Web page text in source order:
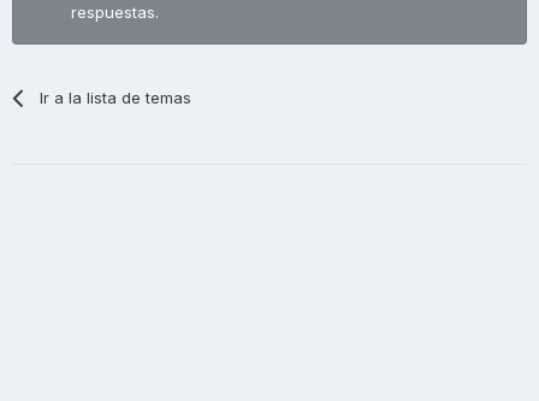
respuestas.
Ir a la lista de temas